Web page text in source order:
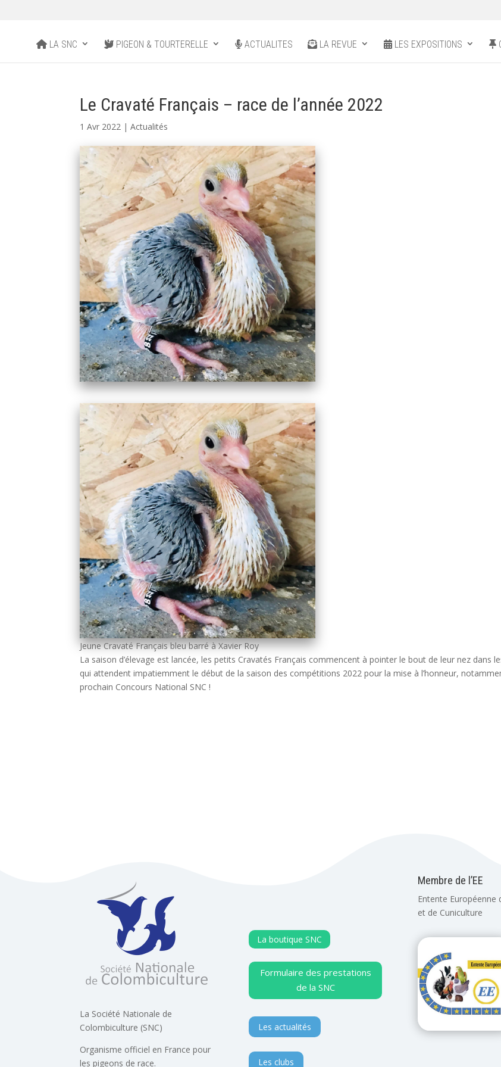
LA SNC PIGEON & TOURTERELLE ACTUALITES LA REVUE LES EXPOSITIONS
Le Cravaté Français – race de l’année 2022
1 Avr 2022 |Actualités
Jeune Cravaté Français bleu barré à Xavier Roy
La saison d’élevage est lancée, les petits Cravatés Français commencent à pointer le bout de leur nez dans
qui attendent impatiemment le début de la saison des compétitions 2022 pour la mise à l’honneur,
prochain Concours National SNC !
La Société Nationale de
Colombiculture (SNC)
Organisme officiel en France pour
les pigeons de race.
La boutique SNC
Formulaire des prestations
de la SNC
Les actualités
Les clubs
Membre de l’EE
Entente Européenne
et de Cuniculture